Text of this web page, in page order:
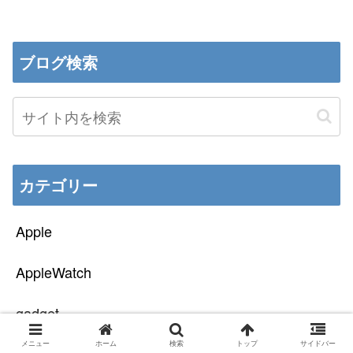
ブログ検索
カテゴリー
Apple
AppleWatch
gadget
メニュー ホーム 検索 トップ サイドバー